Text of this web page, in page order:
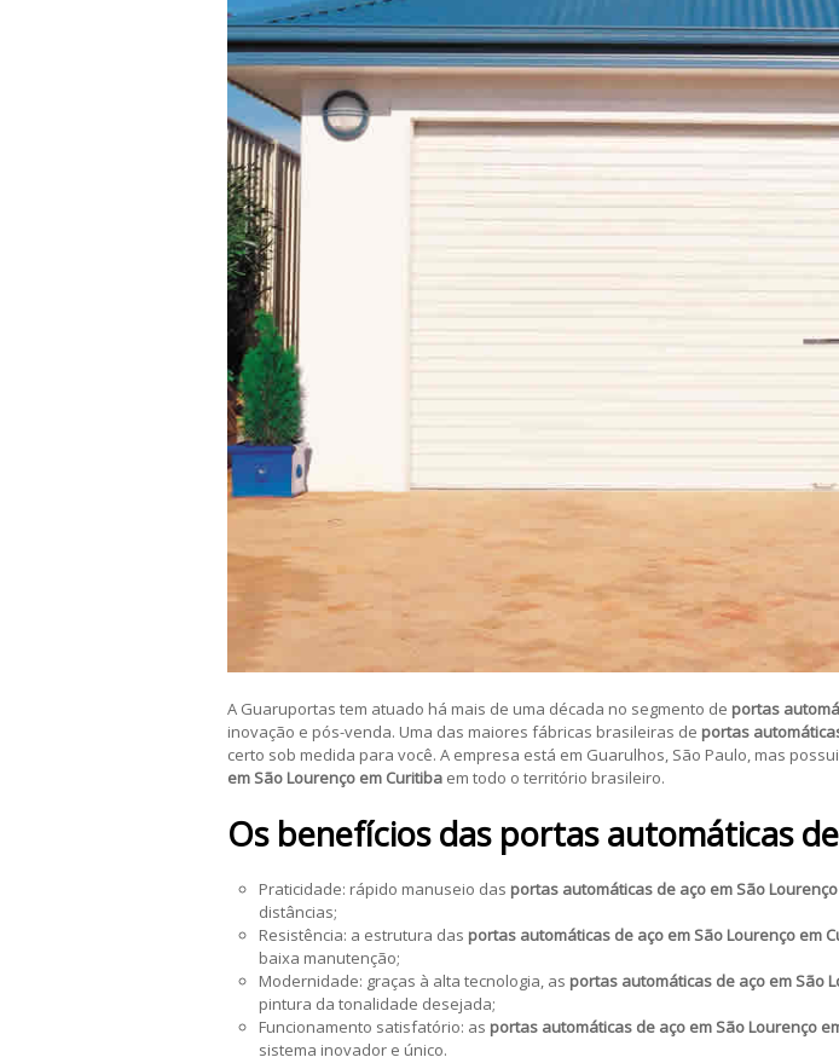
A Guaruportas tem atuado há mais de uma década no segmento de portas
inovação e pós-venda. Uma das maiores fábricas brasileiras de portas
certo sob medida para você. A empresa está em Guarulhos, São Paulo, mas
em São Lourenço em Curitiba em todo o território brasileiro.
Os benefícios das portas automáticas
Praticidade: rápido manuseio das portas automáticas de aço em São
distâncias;
Resistência: a estrutura das portas automáticas de aço em São Lourenço em
baixa manutenção;
Modernidade: graças à alta tecnologia, as portas automáticas de aço em São
pintura da tonalidade desejada;
Funcionamento satisfatório: as portas automáticas de aço em São Lourenço
sistema inovador e único.